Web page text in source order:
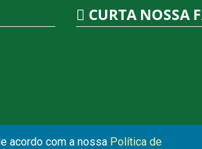
CURTA NOSSA
acordo com a nossa Política de